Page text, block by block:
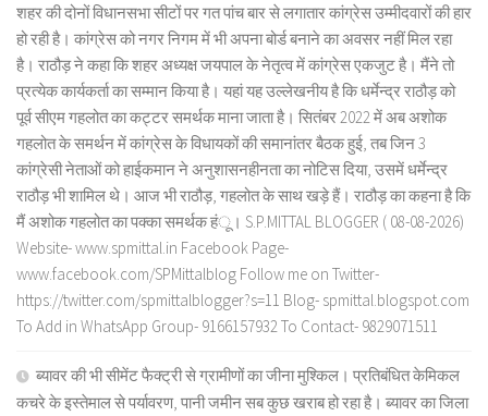
शहर की दोनों विधानसभा सीटों पर गत पांच बार से लगातार कांग्रेस उम्मीदवारों की हार
हो रही है। कांग्रेस को नगर निगम में भी अपना बोर्ड बनाने का अवसर नहीं मिल रहा
है। राठौड़ ने कहा कि शहर अध्यक्ष जयपाल के नेतृत्व में कांग्रेस एकजुट है। मैंने तो
प्रत्येक कार्यकर्ता का सम्मान किया है। यहां यह उल्लेखनीय है कि धर्मेन्द्र राठौड़ को
पूर्व सीएम गहलोत का कट्टर समर्थक माना जाता है। सितंबर 2022 में अब अशोक
गहलोत के समर्थन में कांग्रेस के विधायकों की समानांतर बैठक हुई, तब जिन 3
कांग्रेसी नेताओं को हाईकमान ने अनुशासनहीनता का नोटिस दिया, उसमें धर्मेन्द्र
राठौड़ भी शामिल थे। आज भी राठौड़, गहलोत के साथ खड़े हैं। राठौड़ का कहना है कि
मैं अशोक गहलोत का पक्का समर्थक हंू। S.P.MITTAL BLOGGER ( 08-08-2026)
Website- www.spmittal.in Facebook Page-
www.facebook.com/SPMittalblog Follow me on Twitter-
https://twitter.com/spmittalblogger?s=11 Blog- spmittal.blogspot.com
To Add in WhatsApp Group- 9166157932 To Contact- 9829071511
ब्यावर की भी सीमेंट फैक्ट्री से ग्रामीणों का जीना मुश्किल। प्रतिबंधित केमिकल
कचरे के इस्तेमाल से पर्यावरण, पानी जमीन सब कुछ खराब हो रहा है। ब्यावर का जिला